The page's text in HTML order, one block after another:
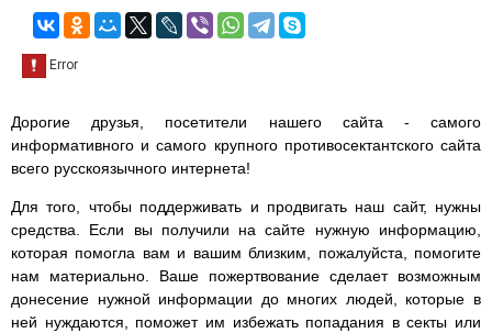
Дорогие друзья, посетители нашего сайта - самого
информативного и самого крупного противосектантского сайта
всего русскоязычного интернета!
Для того, чтобы поддерживать и продвигать наш сайт, нужны
средства. Если вы получили на сайте нужную информацию,
которая помогла вам и вашим близким, пожалуйста, помогите
нам материально. Ваше пожертвование сделает возможным
донесение нужной информации до многих людей, которые в
ней нуждаются, поможет им избежать попадания в секты или